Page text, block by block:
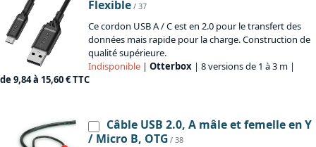
Flexible / 37
Ce cordon USB A / C est en 2.0 pour le transfert des
données mais rapide pour la charge. Construction de
qualité supérieure.
Indisponible | Otterbox | 8 versions de 1 à 3 m |
de 9,84 à 15,60 € TTC
Câble USB 2.0, A mâle et femelle en Y
/ Micro B, OTG / 38